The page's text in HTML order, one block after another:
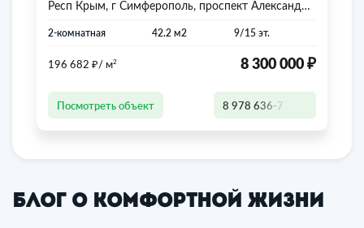
Респ Крым, г Симферополь, проспект Александра
2-комнатная 42.2 м2 9/15 эт.
8 300 000 ₽
196 682 ₽/ м2
Посмотреть объект 8 978 636-77-47
Блог о комфортной жизни